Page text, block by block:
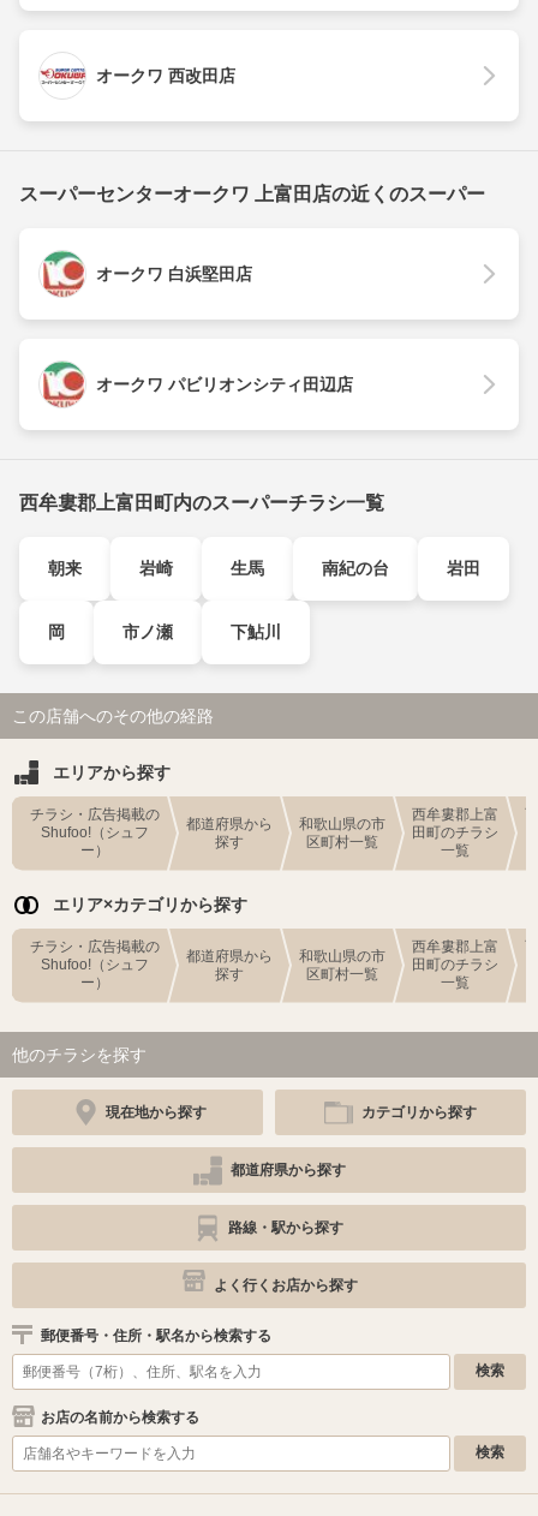
オークワ 西改田店
スーパーセンターオークワ 上富田店の近くのスーパー
オークワ 白浜堅田店
オークワ パビリオンシティ田辺店
西牟婁郡上富田町内のスーパーチラシ一覧
朝来 岩崎 生馬 南紀の台 岩田
岡 市ノ瀬 下鮎川
この店舗へのその他の経路
エリアから探す
チラシ・広告掲載の
Shufoo!（シュフ
ー）
都道府県から
探す
和歌山県の市
区町村一覧
西牟婁郡上富
田町のチラシ
一覧
エリア×カテゴリから探す
チラシ・広告掲載の
Shufoo!（シュフ
ー）
都道府県から
探す
和歌山県の市
区町村一覧
西牟婁郡上富
田町のチラシ
一覧
他のチラシを探す
現在地から探す カテゴリから探す
都道府県から探す
路線・駅から探す
よく行くお店から探す
郵便番号・住所・駅名から検索する
お店の名前から検索する